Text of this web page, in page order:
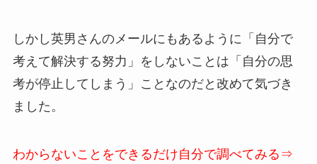
しかし英男さんのメールにもあるように「自分で
考えて解決する努力」をしないことは「自分の思
考が停止してしまう」ことなのだと改めて気づき
ました。
わからないことをできるだけ自分で調べてみる⇒